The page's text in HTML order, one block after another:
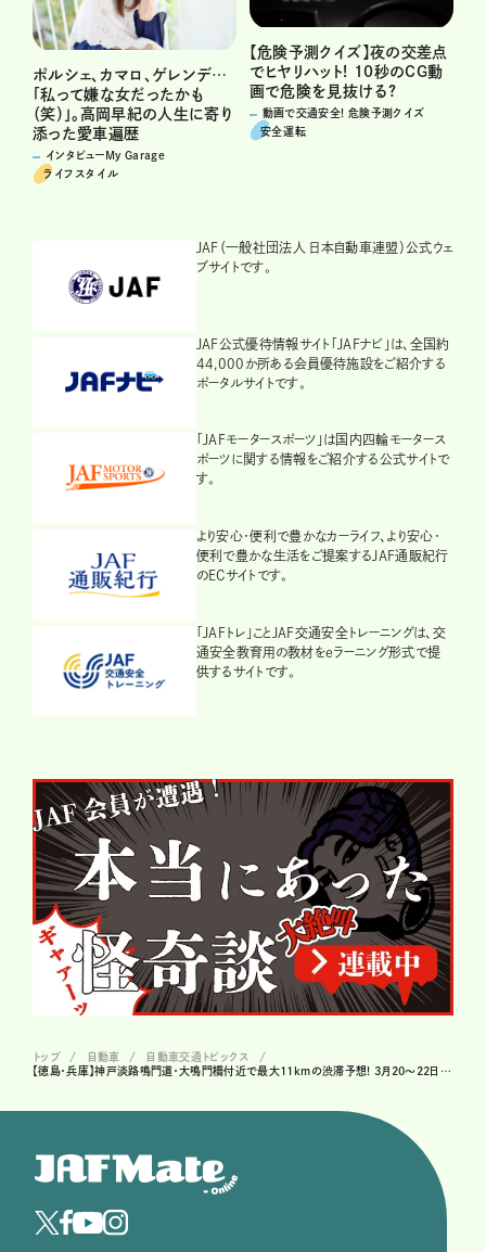
ポルシェ、カマロ、ゲレンデ…
「私って嫌な女だったかも
（笑）」。高岡早紀の人生に寄り
添った愛車遍歴
インタビューMy Garage
ライフスタイル
【危険予測クイズ】夜の交差点
でヒヤリハット! 10秒のCG動
画で危険を見抜ける?
動画で交通安全! 危険予測クイズ
安全運転
JAF（一般社団法人 日本自動車連盟）公式ウェ
ブサイトです。
JAF公式優待情報サイト「JAFナビ」は、全国約
44,000か所ある会員優待施設をご紹介する
ポータルサイトです。
「JAFモータースポーツ」は国内四輪モータース
ポーツに関する情報をご紹介する公式サイトで
す。
より安心・便利で豊かなカーライフ、より安心・
便利で豊かな生活をご提案するJAF通販紀行
のECサイトです。
「JAFトレ」ことJAF交通安全トレーニングは、交
通安全教育用の教材をeラーニング形式で提
供するサイトです。
トップ 自動車
自動車交通トピックス
【徳島・兵庫】神戸淡路鳴門道・大鳴門橋付近で最大11kmの渋滞予想! 3月20～22日・28～29日、1車線規制の影響